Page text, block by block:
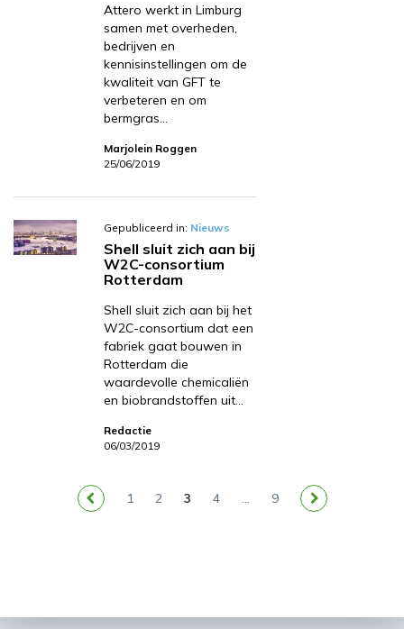
Attero werkt in Limburg
samen met overheden,
bedrijven en
kennisinstellingen om de
kwaliteit van GFT te
verbeteren en om
bermgras…
Marjolein Roggen
25/06/2019
Gepubliceerd in: Nieuws
Shell sluit zich aan bij
W2C-consortium
Rotterdam
Shell sluit zich aan bij het
W2C-consortium dat een
fabriek gaat bouwen in
Rotterdam die
waardevolle chemicaliën
en biobrandstoffen uit…
Redactie
06/03/2019
1 2 3 4 … 9